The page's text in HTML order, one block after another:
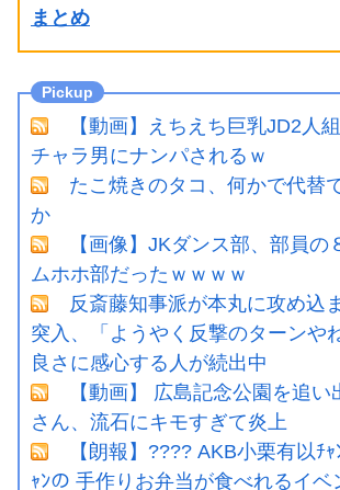
まとめ
【動画】えちえち巨乳JD2人
チャラ男にナンパされるｗ
たこ焼きのタコ、何かで代替
か
【画像】JKダンス部、部員の
ムホホ部だったｗｗｗｗ
反斎藤知事派が本丸に攻め込
突入、「ようやく反撃のターンや
良さに感心する人が続出中
【動画】 広島記念公園を追
さん、流石にキモすぎて炎上
【朗報】???? AKB小栗有以ﾁ
ｬﾝの 手作りお弁当が食べれるイベ